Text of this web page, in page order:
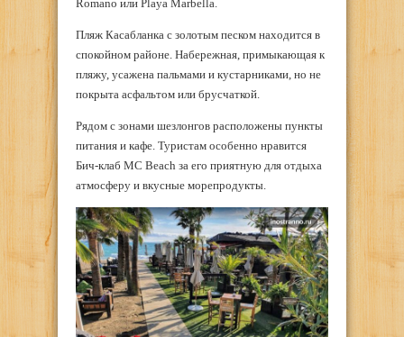
Romano или Playa Marbella.
Пляж Касабланка с золотым песком находится в
спокойном районе. Набережная, примыкающая к
пляжу, усажена пальмами и кустарниками, но не
покрыта асфальтом или брусчаткой.
Рядом с зонами шезлонгов расположены пункты
питания и кафе. Туристам особенно нравится
Бич-клаб MC Beach за его приятную для отдыха
атмосферу и вкусные морепродукты.